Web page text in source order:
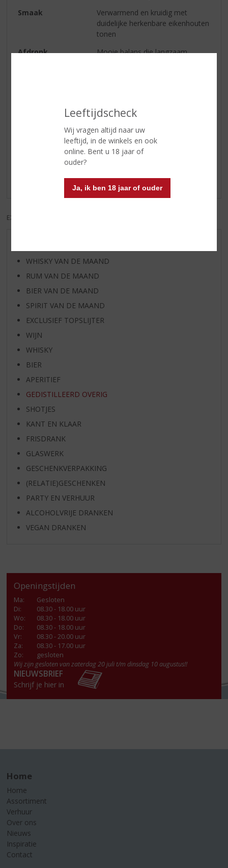
Leeftijdscheck
Wij vragen altijd naar uw
leeftijd, in de winkels en ook
online. Bent u 18 jaar of
ouder?
Ja, ik ben 18 jaar of ouder
Smaak
Verwarmend en kruidig met
duidelijke herkenbare eikenhouten
tonen
Afdronk
Mooie balans die langzaam
Reviews
Schrijf een review
EXCL. BTW
WHISKY VAN DE MAAND
RUM VAN DE MAAND
BIER VAN DE MAAND
SPIRIT VAN DE MAAND
EXCLUSIEF TOPSLIJTER
WIJN
WHISKY
BIER
APERITIEF
GEDISTILLEERD OVERIG
SHOTJES
KANT EN KLAAR
FRISDRANK
GLASWERK
GESCHENKVERPAKKING
(RELATIE)GESCHENKEN
PARTY EN VERHUUR
ALCOHOLVRIJE DRANKEN
VEGAN DRANKEN
Openingstijden
Ma:
Gesloten
Di:
08.30 - 18.00 uur
Wo:
08.30 - 18.00 uur
Do:
08.30 - 18.00 uur
Vr:
08.30 - 20.00 uur
Za:
08.30 - 17.00 uur
Zo:
gesloten
Wij zijn gesloten van zaterdag 20 juli t/m dinsdag 10 augustus!!
NIEUWSBRIEF
Schrijf je hier in
Home
Home
Assortiment
Verhuur
Over ons
Nieuws
Inspiratie
Contact